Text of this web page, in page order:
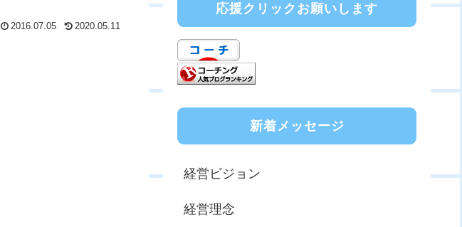
2016.07.05 2020.05.11
応援クリックお願いします
新着メッセージ
経営ビジョン
経営理念